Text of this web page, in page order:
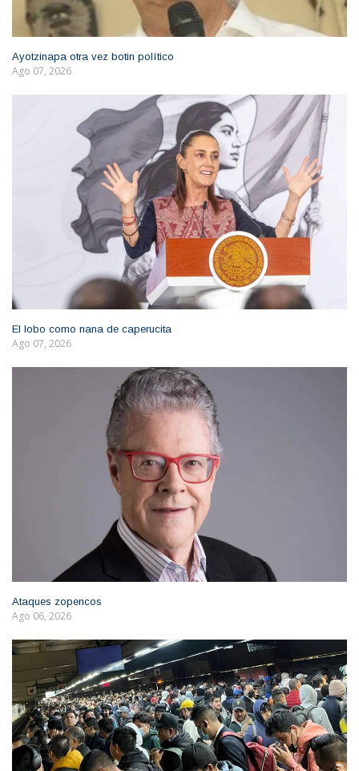
Ayotzinapa otra vez botin político
Ago 07, 2026
El lobo como nana de caperucita
Ago 07, 2026
Ataques zopencos
Ago 06, 2026